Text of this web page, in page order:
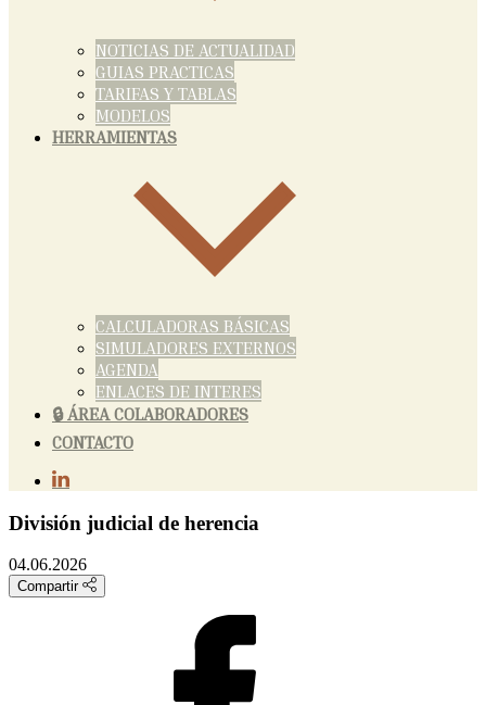
NOTICIAS DE ACTUALIDAD
GUIAS PRACTICAS
TARIFAS Y TABLAS
MODELOS
HERRAMIENTAS
CALCULADORAS BÁSICAS
SIMULADORES EXTERNOS
AGENDA
ENLACES DE INTERES
🔒 ÁREA COLABORADORES
CONTACTO
División judicial de herencia
04.06.2026
Compartir